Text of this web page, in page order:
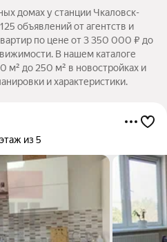
домах у станции Чкаловск-
объявлений от агентств и
по цене от 3 350 000 ₽ до
В нашем каталоге
м² до 250 м² в новостройках и
и характеристики.
из 5